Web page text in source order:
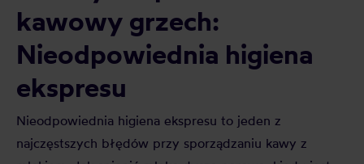
kawowy grzech:
Nieodpowiednia higiena
ekspresu
Nieodpowiednia higiena ekspresu to jeden z
najczęstszych błędów przy sporządzaniu kawy z